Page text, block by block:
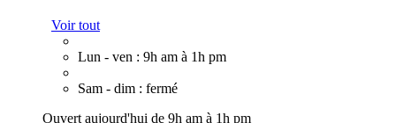
Voir tout
Lun - ven : 9h am à 1h pm
Sam - dim : fermé
Ouvert aujourd'hui de 9h am à 1h pm